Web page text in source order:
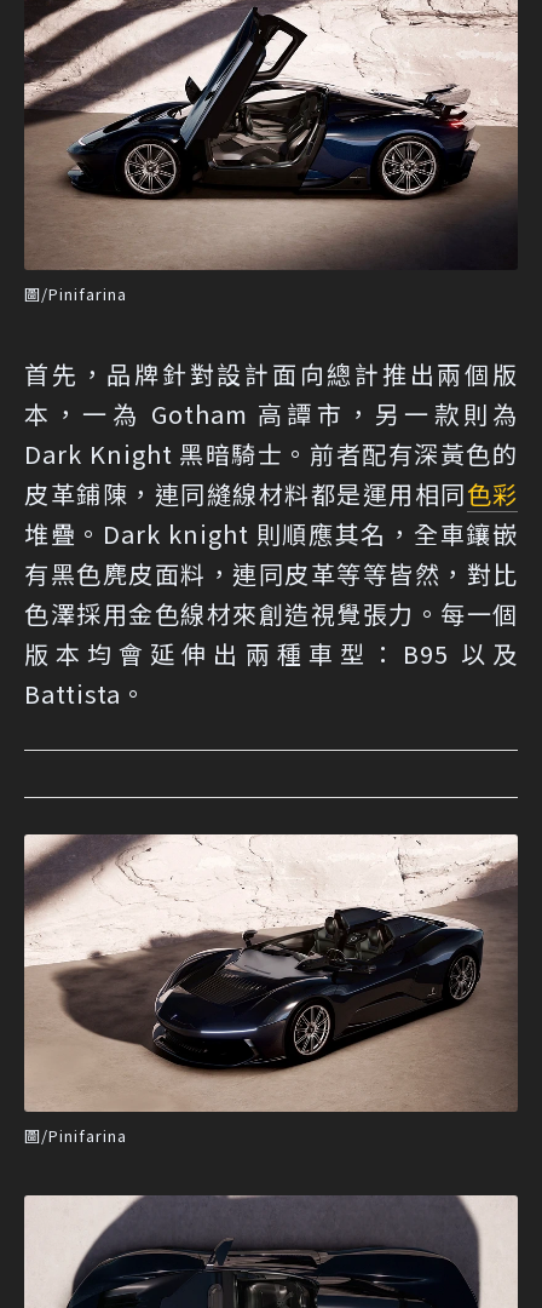
圖/Pinifarina
首先，品牌針對設計面向總計推出兩個版
本，一為 Gotham 高譚市，另一款則為
Dark Knight 黑暗騎士。前者配有深黃色的
皮革鋪陳，連同縫線材料都是運用相同色彩
堆疊。Dark knight 則順應其名，全車鑲嵌
有黑色麂皮面料，連同皮革等等皆然，對比
色澤採用金色線材來創造視覺張力。每一個
版本均會延伸出兩種車型：B95 以及
Battista。
圖/Pinifarina